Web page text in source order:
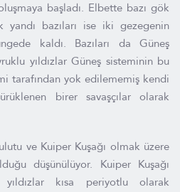
başladı. Elbette bazı gök
yandı bazıları ise iki gezegenin
kaldı. Bazıları da Güneş
yıldızlar Güneş sisteminin bu
tarafından yok edilememiş kendi
birer savaşçılar olarak
ve Kuiper Kuşağı olmak üzere
düşünülüyor. Kuiper Kuşağı
kısa periyotlu olarak